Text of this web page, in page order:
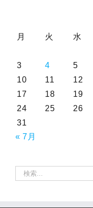
月
火 水
3
4 5
10
11 12
17
18 19
24
25 26
31
« 7月
索